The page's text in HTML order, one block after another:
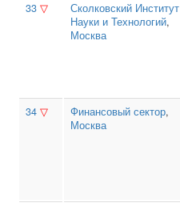
33 ▽
Сколковский Институт
Науки и Технологий,
Москва
34 ▽ Финансовый сектор,
Москва